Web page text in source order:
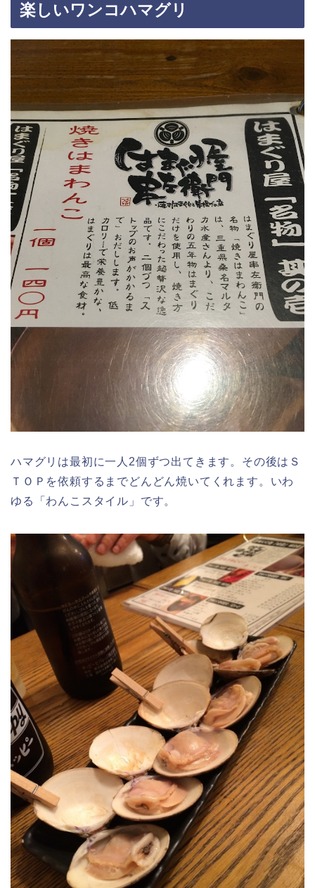
楽しいワンコハマグリ
ハマグリは最初に一人2個ずつ出てきます。その後はＳ
ＴＯＰを依頼するまでどんどん焼いてくれます。いわ
ゆる「わんこスタイル」です。